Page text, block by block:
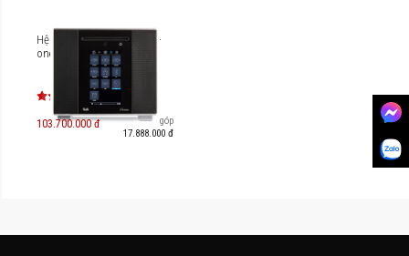
Hệ thống âm thanh all-in-
one T+A Caruso
103.700.000 đ
Trả góp
17.888.000 đ